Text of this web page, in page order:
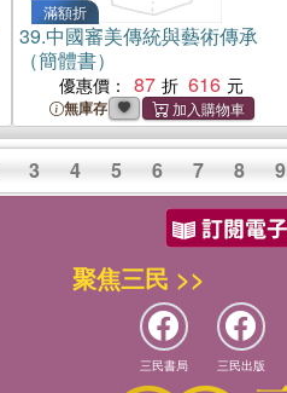
滿額折
39.中國審美傳統與藝術傳承
（簡體書）
優惠價： 87 616
無庫存
3 4 5 6 7 8 9
聚焦三民 >>
三民書局 三民出版